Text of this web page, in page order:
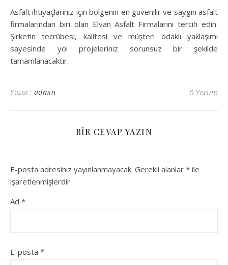
Asfalt ihtiyaçlarınız için bölgenin en güvenilir ve saygın asfalt
firmalarından biri olan Elvan Asfalt Firmalarını tercih edin.
Şirketin tecrübesi, kalitesi ve müşteri odaklı yaklaşımı
sayesinde yol projeleriniz sorunsuz bir şekilde
tamamlanacaktır.
Yazar: admin 0 Yorum
BIR CEVAP YAZIN
E-posta adresiniz yayınlanmayacak. Gerekli alanlar * ile
işaretlenmişlerdir
Ad *
E-posta *